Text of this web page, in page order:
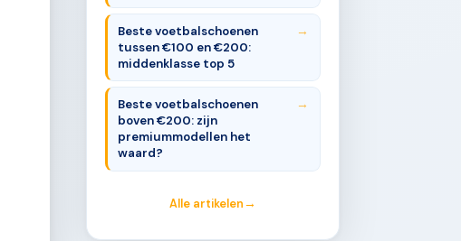
Beste voetbalschoenen
tussen €100 en €200:
middenklasse top 5
Beste voetbalschoenen
boven €200: zijn
premiummodellen het
waard?
Alle artikelen